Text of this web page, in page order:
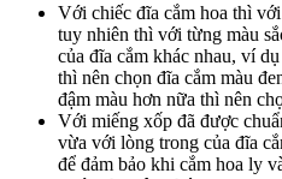
Với chiếc đĩa cắm hoa thì
tuy nhiên thì với từng màu
của đĩa cắm khác nhau, ví
thì nên chọn đĩa cắm màu
đậm màu hơn nữa thì nên
Với miếng xốp đã được
vừa với lòng trong của đĩa
để đảm bảo khi cắm hoa ly